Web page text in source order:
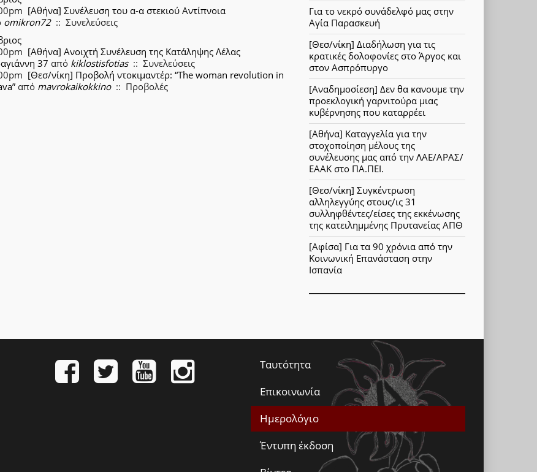
[Αθήνα] Συνέλευση του α-α στεκιού Αντίπνοια
omikron72:: Συνελεύσεις
[Αθήνα] Ανοιχτή Συνέλευση της Κατάληψης Λέλας
37 από kiklostisfotias:: Συνελεύσεις
[Θεσ/νίκη] Προβολή ντοκιμαντέρ: “The woman revolution in
από mavrokaikokkino:: Προβολές
Για το νεκρό συνάδελφό μας στην
Αγία Παρασκευή
[Θεσ/νίκη] Διαδήλωση για τις
κρατικές δολοφονίες στο Άργος και
στον Ασπρόπυργο
[Αναδημοσίεση] Δεν θα κανουμε την
προεκλογική γαρνιτούρα μιας
κυβέρνησης που καταρρέει
[Αθήνα] Καταγγελία για την
στοχοποίηση μέλους της
συνέλευσης μας από την ΛΑΕ/ΑΡΑΣ/
ΕΑΑΚ στο ΠΑ.ΠΕΙ.
[Θεσ/νίκη] Συγκέντρωση
αλληλεγγύης στους/ις 31
συλληφθέντες/είσες της εκκένωσης
της κατειλημμένης Πρυτανείας ΑΠΘ
[Αφίσα] Για τα 90 χρόνια από την
Κοινωνική Επανάσταση στην
Ισπανία
Ταυτότητα
Επικοινωνία
Ημερολόγιο
Έντυπη έκδοση